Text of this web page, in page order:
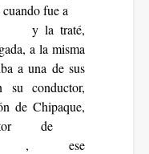
fue a
y la traté,
a la misma
a una de sus
conductor,
de Chipaque,
de
, ese